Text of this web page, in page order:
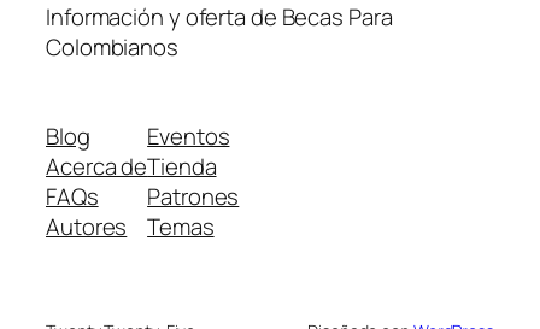
Información y oferta de Becas Para
Colombianos
Blog
Acerca de
FAQs
Autores
Eventos
Tienda
Patrones
Temas